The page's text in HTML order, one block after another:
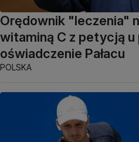
Orędownik "leczenia"
witaminą C z petycją
oświadczenie Pałacu
POLSKA